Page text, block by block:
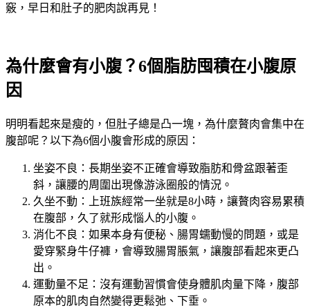
竅，早日和肚子的肥肉說再見！
為什麼會有小腹？6個脂肪囤積在小腹原
因
明明看起來是瘦的，但肚子總是凸一塊，為什麼贅肉會集中在
腹部呢？以下為6個小腹會形成的原因：
坐姿不良：長期坐姿不正確會導致脂肪和骨盆跟著歪
斜，讓腰的周圍出現像游泳圈般的情況。
久坐不動：上班族經常一坐就是8小時，讓贅肉容易累積
在腹部，久了就形成惱人的小腹。
消化不良：如果本身有便秘、腸胃蠕動慢的問題，或是
愛穿緊身牛仔褲，會導致腸胃脹氣，讓腹部看起來更凸
出。
運動量不足：沒有運動習慣會使身體肌肉量下降，腹部
原本的肌肉自然變得更鬆弛、下垂。